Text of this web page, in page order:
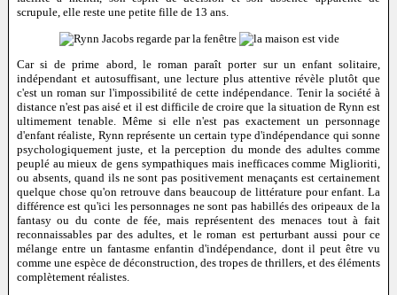
scrupule, elle reste une petite fille de 13 ans.
Car si de prime abord, le roman paraît porter sur un enfant solitaire,
indépendant et autosuffisant, une lecture plus attentive révèle plutôt que
c'est un roman sur l'impossibilité de cette indépendance. Tenir la société à
distance n'est pas aisé et il est difficile de croire que la situation de Rynn est
ultimement tenable. Même si elle n'est pas exactement un personnage
d'enfant réaliste, Rynn représente un certain type d'indépendance qui sonne
psychologiquement juste, et la perception du monde des adultes comme
peuplé au mieux de gens sympathiques mais inefficaces comme Miglioriti,
ou absents, quand ils ne sont pas positivement menaçants est certainement
quelque chose qu'on retrouve dans beaucoup de littérature pour enfant. La
différence est qu'ici les personnages ne sont pas habillés des oripeaux de la
fantasy ou du conte de fée, mais représentent des menaces tout à fait
reconnaissables par des adultes, et le roman est perturbant aussi pour ce
mélange entre un fantasme enfantin d'indépendance, dont il peut être vu
comme une espèce de déconstruction, des tropes de thrillers, et des éléments
complètement réalistes.